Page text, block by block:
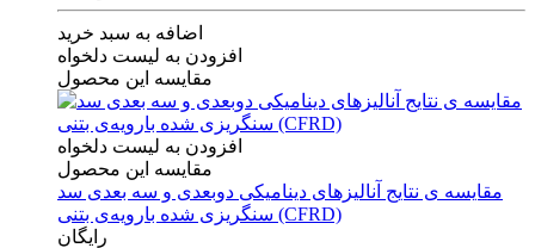
اضافه به سبد خرید
افزودن به لیست دلخواه
مقایسه این محصول
افزودن به لیست دلخواه
مقایسه این محصول
مقایسه ی‌ نتایج آنالیزهای‌ دینامیکی‌ دوبعدی‌ و‌ سه بعدی‌ سد
سنگریزی‌ شده با‌رویه‌ی‌ بتنی‌ (CFRD)
رایگان